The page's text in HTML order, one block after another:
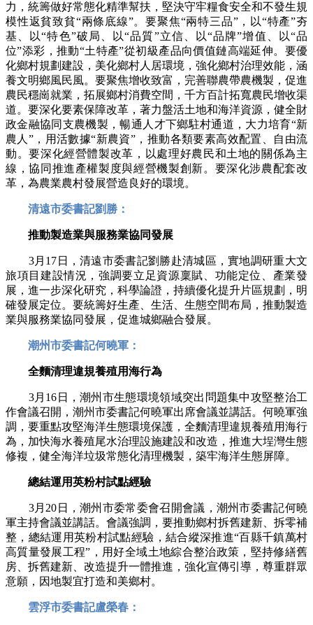
力，統籌做好常態化精準幫扶，堅決守牢糧食安全和不發生規
模性返貧致貧“兩條底線”。要聚焦“兩特三品”，以“特產”夯
基、以“特色”破局、以“品質”立信、以“品牌”增值、以“品
位”添彩，推動“土特產”從初級產品向價值鏈高端延伸。要優
化鄉村規劃建設，美化鄉村人居環境，強化鄉村治理效能，涵
養文明鄉風民風。要聚焦增收致富，完善聯農帶農機製，促進
農民穩崗就業，拓展鄉村消費空間，千方百計拓寬農民增收渠
道。要深化要素保障改革，著力盤活土地和海洋資源，健全財
政金融協同支農機製，暢通人才下鄉駐村通道，大力培育“新
農人”，用活數據“新農資”，推動各類要素高效配置、自由流
動。要深化經營體製改革，以處理好農民和土地的關係為主
線，協同推進產權製度與經營機製創新。要深化涉農配套改
革，為農業農村發展營造良好的環境。
清遠市委書記劉勝：
推動製造業與服務業協同發展
3月17日，清遠市委書記劉勝赴清城區，實地調研重大文
旅項目建設情況，強調要立足資源稟賦、功能定位、產業發
展，進一步深化研究，科學論證，持續優化提升片區規劃，明
確發展定位。要統籌好生產、生活、生態空間布局，推動製造
業與服務業協同發展，促進城鄉融合發展。
潮州市委書記何曉軍：
全麵清理違規養殖用海行為
3月16日，潮州市生態環境領域突出問題集中攻堅整治工
作會議召開，潮州市委書記何曉軍出席會議並講話。何曉軍強
調，要重點攻堅海洋生態環境保護，全麵清理違規養殖用海行
為，加快海水養殖尾水治理設施建設和改造，推進大埕灣生態
修複，健全海洋垃圾常態化清理機製，築牢海洋生態屏障。
總結運用英粉村試點經驗
3月20日，潮州市委常委會召開會議，潮州市委書記何曉
軍主持會議並講話。會議強調，要推動鄉村拆舊建新、拆零補
整，總結運用英粉村試點經驗，結合縱深推進“百縣千鎮萬村
高質量發展工程”，用好全域土地綜合整治政策，堅持修繕舊
房、拆舊建新、改造提升一體推進，強化宣傳引導，尊重群眾
意願，因地製宜打造和美鄉村。
雲浮市委書記盧榮春：